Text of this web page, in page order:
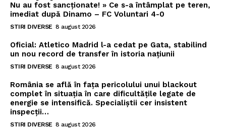
Nu au fost sancționate! » Ce s-a întâmplat pe teren,
imediat după Dinamo – FC Voluntari 4-0
STIRI DIVERSE 8 august 2026
Oficial: Atletico Madrid l-a cedat pe Gata, stabilind
un nou record de transfer în istoria națiunii
STIRI DIVERSE 8 august 2026
România se află în fața pericolului unui blackout
complet în situația în care dificultățile legate de
energie se intensifică. Specialiștii cer insistent
inspecții…
STIRI DIVERSE 8 august 2026